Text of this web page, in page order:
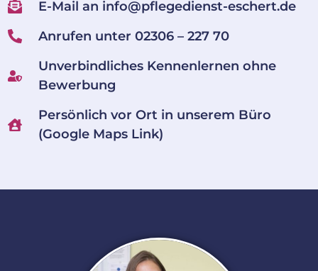
E-Mail an info@pflegedienst-eschert.de
Anrufen unter 02306 – 227 70
Unverbindliches Kennenlernen ohne
Bewerbung
Persönlich vor Ort in unserem Büro
(Google Maps Link)